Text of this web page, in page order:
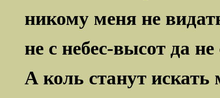
никому меня не
не с небес-высот да не
А коль станут искать